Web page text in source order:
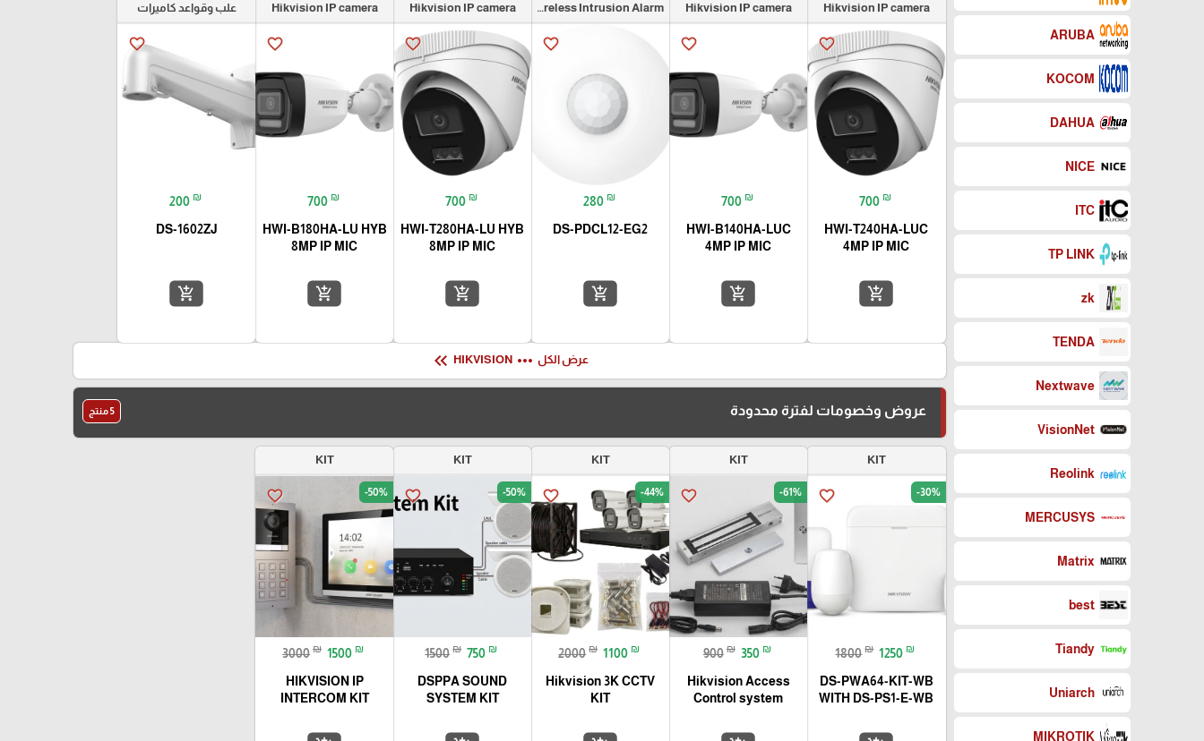
ARUBA
KOCOM
DAHUA
NICE
ITC
TP LINK
zk
TENDA
Nextwave
VisionNet
Reolink
MERCUSYS
Matrix
best
Tiandy
Uniarch
MIKROTIK
Hikvision IP camera
favorite_border
700 ₪
HWI-T240HA-LUC
4MP IP MIC
add_shopping_cart
Hikvision IP camera
favorite_border
700 ₪
HWI-B140HA-LUC
4MP IP MIC
add_shopping_cart
Wireless Intrusion Alarm
favorite_border
280 ₪
DS-PDCL12-EG2
add_shopping_cart
Hikvision IP camera
favorite_border
700 ₪
HWI-T280HA-LU HYB
8MP IP MIC
add_shopping_cart
Hikvision IP camera
favorite_border
700 ₪
HWI-B180HA-LU HYB
8MP IP MIC
add_shopping_cart
علب وقواعد كاميرات
favorite_border
200 ₪
DS-1602ZJ
add_shopping_cart
عرض الكل more_horiz
keyboard_double_arrow_left
عروض وخصومات لفترة محدودة 5 منتج
KIT
favorite_border -30%
1800 ₪ 1250 ₪
DS-PWA64-KIT-WB
WITH DS-PS1-E-WB
KIT
favorite_border -61%
900 ₪ 350 ₪
Hikvision Access
Control system
KIT
favorite_border -44%
2000 ₪ 1100 ₪
Hikvision 3K CCTV
KIT
KIT
favorite_border -50%
1500 ₪ 750 ₪
DSPPA SOUND
SYSTEM KIT
KIT
favorite_border -50%
3000 ₪ 1500 ₪
HIKVISION IP
INTERCOM KIT